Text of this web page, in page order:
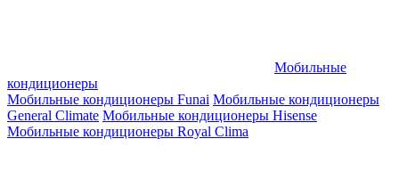
Мобильные
кондиционеры
Мобильные кондиционеры Funai Мобильные кондиционеры
General Climate Мобильные кондиционеры Hisense
Мобильные кондиционеры Royal Clima